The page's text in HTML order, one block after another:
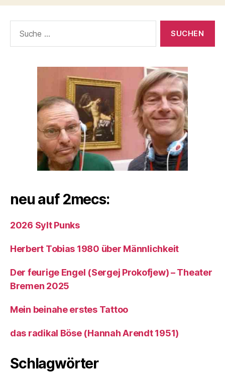
nach:
neu auf 2mecs:
2026 Sylt Punks
Herbert Tobias 1980 über Männlichkeit
Der feurige Engel (Sergej Prokofjew) – Theater
Bremen 2025
Mein beinahe erstes Tattoo
das radikal Böse (Hannah Arendt 1951)
Schlagwörter